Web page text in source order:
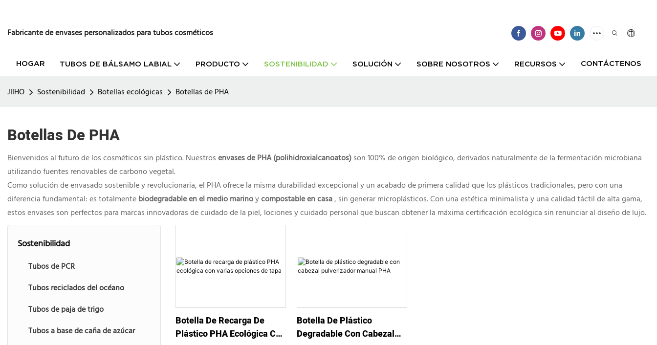
Fabricante de envases personalizados para tubos cosméticos
HOGAR TUBOS DE BÁLSAMO LABIAL PRODUCTO SOSTENIBILIDAD SOLUCIÓN SOBRE NOSOTROS RECURSOS CONTÁCTENOS
JIIHO Sostenibilidad Botellas ecológicas Botellas de PHA
Botellas De PHA
Bienvenidos al futuro de los cosméticos sin plástico. Nuestrosenvases de PHA (polihidroxialcanoatos)son 100% de origen biológico, derivados naturalmente de la fermentación microbiana
utilizando fuentes renovables de carbono vegetal.
Como solución de envasado sostenible y revolucionaria, el PHA ofrece la misma durabilidad excepcional y un acabado de primera calidad que los plásticos tradicionales, pero con una
diferencia fundamental: es totalmentebiodegradable en el medio marinoycompostable en casa, sin generar microplásticos. Con una estética minimalista y una calidad táctil de alta gama,
estos envases son perfectos para marcas innovadoras de cuidado de la piel, lociones y cuidado personal que buscan obtener la máxima certificación ecológica sin renunciar al diseño de lujo.
Sostenibilidad
Tubos de PCR
Tubos reciclados del océano
Tubos de paja de trigo
Tubos a base de caña de azúcar
Botella De Recarga De
Plástico PHA Ecológica Con
Botella De Plástico
Degradable Con Cabezal